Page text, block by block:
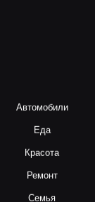
Автомобили
Еда
Красота
Ремонт
Семья